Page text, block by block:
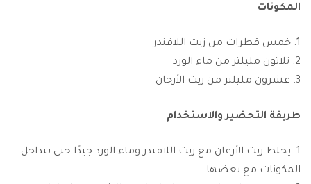
المكونات
خمس قطرات من زيت اللافندر
ثلاثون مليلتر من ماء الورد
عشرون مليلتر من زيت الأرجان
طريقة التحضير والاستخدام
يخلط زيت الأرغان مع زيت اللافندر وماء الورد جيدًا حتى تتداخل
المكونات مع بعضها.